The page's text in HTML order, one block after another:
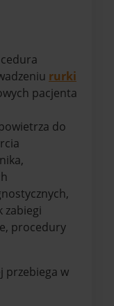
rurki
pacjenta
do
zabiegi
procedury
przebiega w